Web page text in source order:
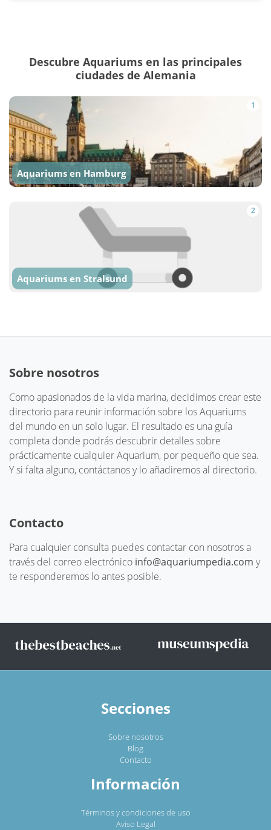
Descubre Aquariums en las principales
ciudades de Alemania
1
Aquariums en Hamburg
2
Aquariums en Stralsund
Sobre nosotros
Como apasionados de la vida marina, decidimos crear este
directorio para reunir información sobre los Aquariums
del mundo en un solo lugar. El resultado es una guía
completa donde podrás descubrir detalles sobre
prácticamente cualquier Aquarium, por pequeño que sea.
Y si falta alguno, contáctanos y lo añadiremos al directorio.
Contacto
Para cualquier consulta puedes contactar con nosotros a
través del correo electrónico info@aquariumpedia.com y
te responderemos lo antes posible.
Secciones
Sobre nosotros
Blog
Contacto
Información
Términos y condiciones de uso
Aviso Legal